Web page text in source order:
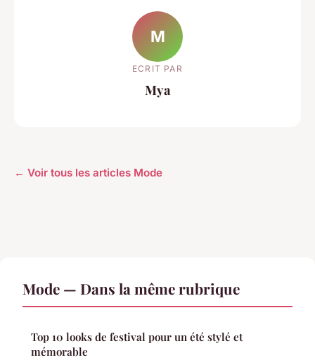
M
ECRIT PAR
Mya
← Voir tous les articles Mode
Mode — Dans la même rubrique
Top 10 looks de festival pour un été stylé et
mémorable